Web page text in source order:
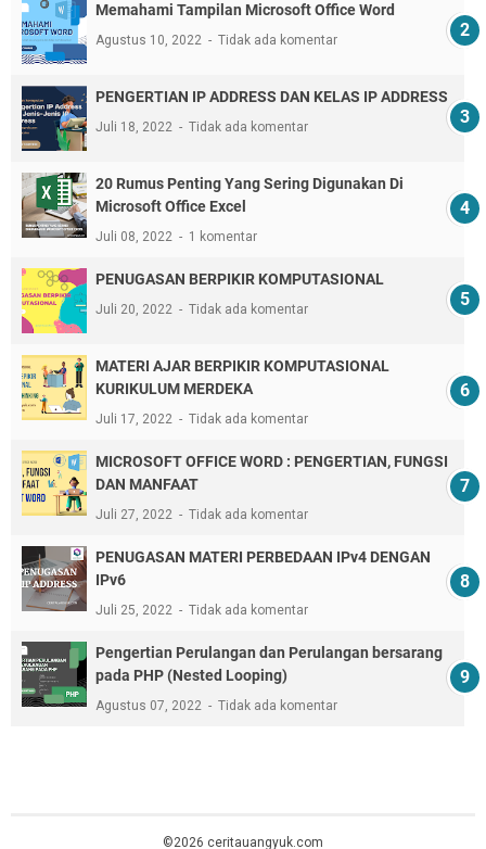
Memahami Tampilan Microsoft Office Word
Agustus 10, 2022 Tidak ada komentar
PENGERTIAN IP ADDRESS DAN KELAS IP ADDRESS
Juli 18, 2022 Tidak ada komentar
20 Rumus Penting Yang Sering Digunakan Di
Microsoft Office Excel
Juli 08, 2022 1 komentar
PENUGASAN BERPIKIR KOMPUTASIONAL
Juli 20, 2022 Tidak ada komentar
MATERI AJAR BERPIKIR KOMPUTASIONAL
KURIKULUM MERDEKA
Juli 17, 2022 Tidak ada komentar
MICROSOFT OFFICE WORD : PENGERTIAN, FUNGSI
DAN MANFAAT
Juli 27, 2022 Tidak ada komentar
PENUGASAN MATERI PERBEDAAN IPv4 DENGAN
IPv6
Juli 25, 2022 Tidak ada komentar
Pengertian Perulangan dan Perulangan bersarang
pada PHP (Nested Looping)
Agustus 07, 2022 Tidak ada komentar
©2026 ceritauangyuk.com